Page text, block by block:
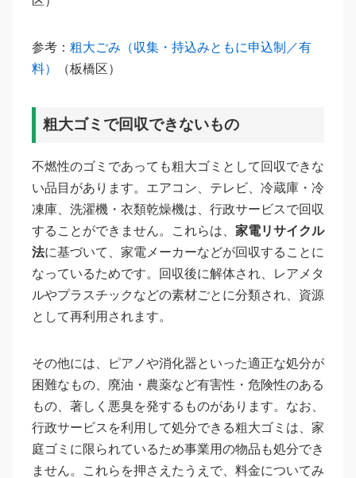
参考： 粗大ごみ（収集・持込みともに申込制／有
料）
（板橋区）
粗大ゴミで回収できないもの
不燃性のゴミであっても粗大ゴミとして回収できな
い品目があります。エアコン、テレビ、冷蔵庫・冷
凍庫、洗濯機・衣類乾燥機は、行政サービスで回収
することができません。これらは、 家電リサイクル
法に基づいて、家電メーカーなどが回収することに
なっているためです。回収後に解体され、レアメタ
ルやプラスチックなどの素材ごとに分類され、資源
として再利用されます。
その他には、ピアノや消化器といった適正な処分が
困難なもの、廃油・農薬など有害性・危険性のある
もの、著しく悪臭を発するものがあります。なお、
行政サービスを利用して処分できる粗大ゴミは、家
庭ゴミに限られているため事業用の物品も処分でき
ません。これらを押さえたうえで、料金についてみ